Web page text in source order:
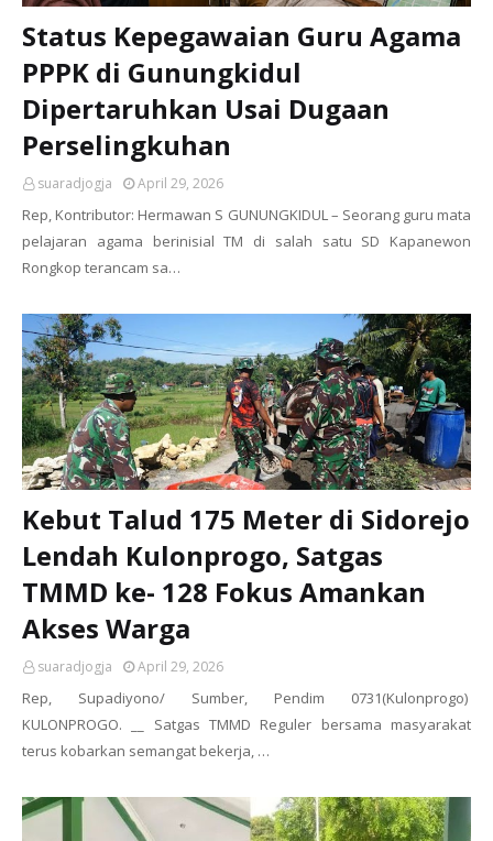
Status Kepegawaian Guru Agama
PPPK di Gunungkidul
Dipertaruhkan Usai Dugaan
Perselingkuhan
suaradjogja April 29, 2026
Rep, Kontributor: Hermawan S GUNUNGKIDUL – Seorang guru mata
pelajaran agama berinisial TM di salah satu SD Kapanewon
Rongkop terancam sa…
Kebut Talud 175 Meter di Sidorejo
Lendah Kulonprogo, Satgas
TMMD ke- 128 Fokus Amankan
Akses Warga
suaradjogja April 29, 2026
Rep, Supadiyono/ Sumber, Pendim 0731(Kulonprogo)
KULONPROGO. __ Satgas TMMD Reguler bersama masyarakat
terus kobarkan semangat bekerja, …